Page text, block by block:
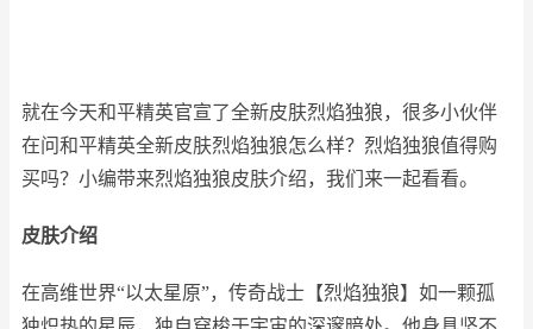
就在今天和平精英官宣了全新皮肤烈焰独狼，很多小伙伴
在问和平精英全新皮肤烈焰独狼怎么样？烈焰独狼值得购
买吗？小编带来烈焰独狼皮肤介绍，我们来一起看看。
皮肤介绍
在高维世界“以太星原”，传奇战士【烈焰独狼】如一颗孤